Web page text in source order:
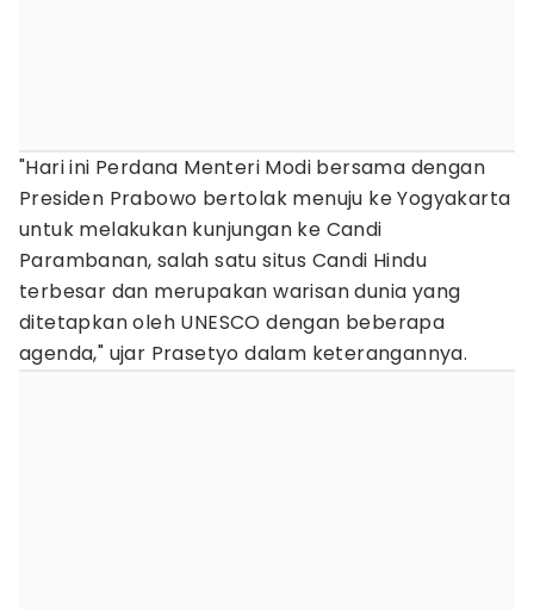
"Hari ini Perdana Menteri Modi bersama dengan
Presiden Prabowo bertolak menuju ke Yogyakarta
untuk melakukan kunjungan ke Candi
Parambanan, salah satu situs Candi Hindu
terbesar dan merupakan warisan dunia yang
ditetapkan oleh UNESCO dengan beberapa
agenda," ujar Prasetyo dalam keterangannya.